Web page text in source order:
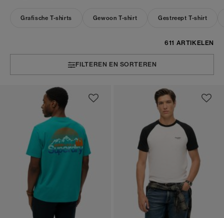
Grafische T-shirts Gewoon T-shirt Gestreept T-shirt
611 ARTIKELEN
FILTEREN EN SORTEREN